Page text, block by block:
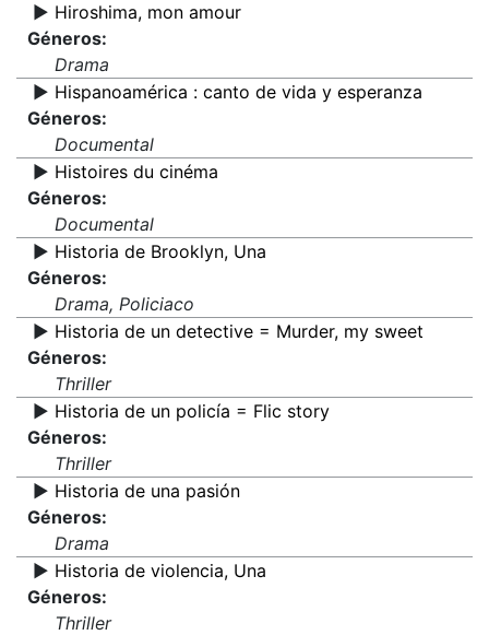
▶️ Hiroshima, mon amour
Géneros:
Drama
▶️ Hispanoamérica : canto de vida y esperanza
Géneros:
Documental
▶️ Histoires du cinéma
Géneros:
Documental
▶️ Historia de Brooklyn, Una
Géneros:
Drama, Policiaco
▶️ Historia de un detective = Murder, my sweet
Géneros:
Thriller
▶️ Historia de un policía = Flic story
Géneros:
Thriller
▶️ Historia de una pasión
Géneros:
Drama
▶️ Historia de violencia, Una
Géneros:
Thriller